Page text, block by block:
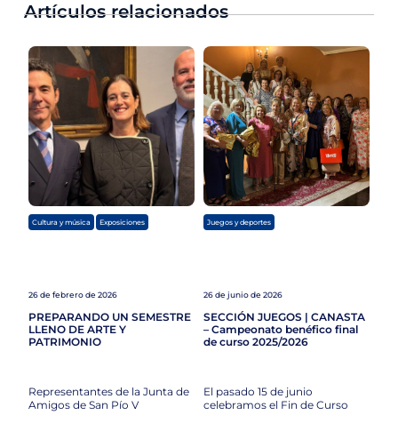
Artículos relacionados
PREPARANDO UN SEMESTRE
LLENO DE ARTE Y
PATRIMONIO
26 de febrero de 2026
Cultura y música , Exposiciones
Representantes de la Junta de
Amigos de San Pío V
SECCIÓN JUEGOS | CANASTA
– Campeonato benéfico final
de curso 2025/2026
26 de junio de 2026
Juegos y deportes
El pasado 15 de junio
celebramos el Fin de Curso